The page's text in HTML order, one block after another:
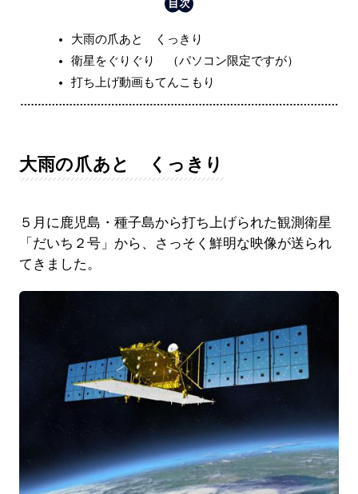
大雨の爪あと くっきり
衛星をぐりぐり （パソコン限定ですが）
打ち上げ動画もてんこもり
大雨の爪あと くっきり
５月に鹿児島・種子島から打ち上げられた観測衛星
「だいち２号」から、さっそく鮮明な映像が送られ
てきました。